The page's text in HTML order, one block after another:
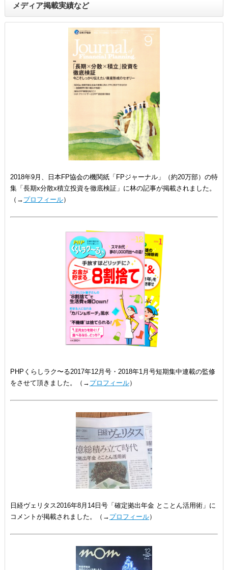
メディア掲載実績など
2018年9月、日本FP協会の機関紙「FPジャーナル」（約20万部）の特
集「長期x分散x積立投資を徹底検証」に林の記事が掲載されました。
（→ プロフィール）
PHPくらしラク〜る2017年12月号・2018年1月号短期集中連載の監修
をさせて頂きました。（→ プロフィール）
日経ヴェリタス2016年8月14日号「確定拠出年金 とことん活用術」に
コメントが掲載されました。（→ プロフィール）